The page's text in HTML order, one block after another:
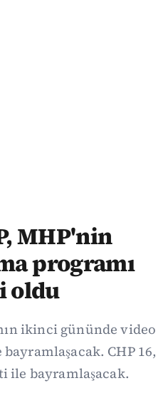
MHP'nin
programı
oldu
ikinci gününde video
CHP 16,
ile bayramlaşacak.